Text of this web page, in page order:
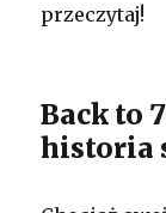
przeczytaj!
Back to
historia